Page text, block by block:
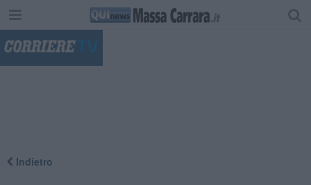
Indietro